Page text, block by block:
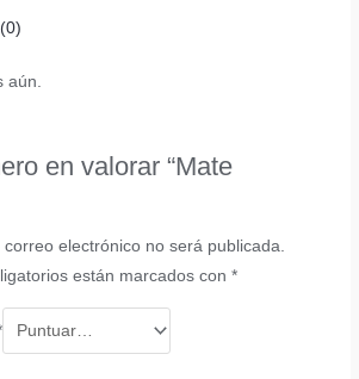
aún.
en valorar “Mate
correo electrónico no será publicada.
están marcados con*